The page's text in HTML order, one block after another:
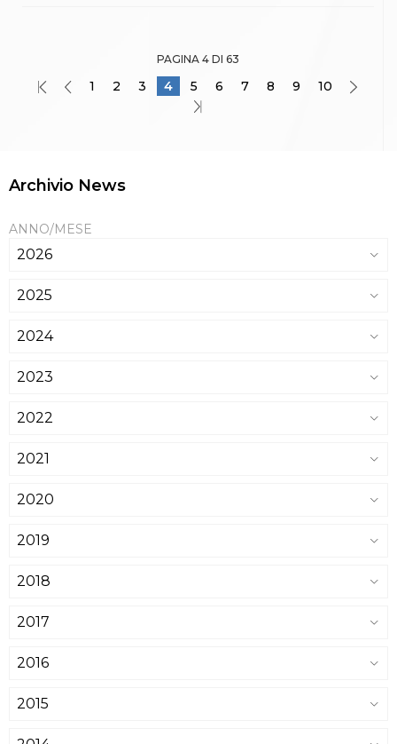
PAGINA 4 DI 63
1 2 3 4 5 6 7 8 9 10
Archivio News
ANNO/MESE
2026
2025
2024
2023
2022
2021
2020
2019
2018
2017
2016
2015